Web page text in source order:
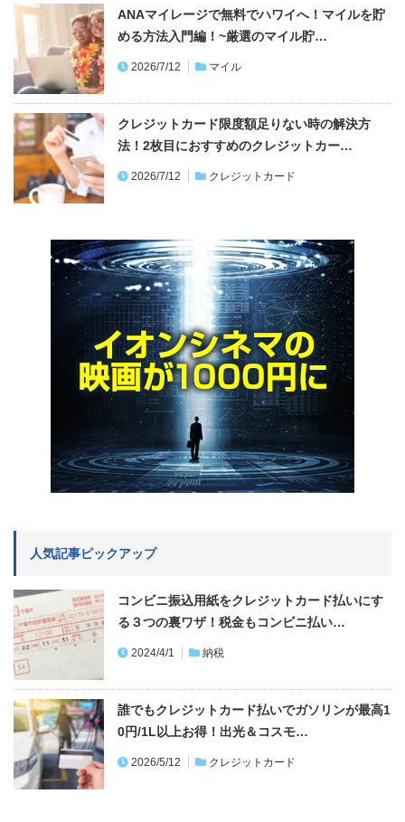
ANAマイレージで無料でハワイへ！マイルを貯
める方法入門編！~厳選のマイル貯…
2026/7/12 マイル
クレジットカード限度額足りない時の解決方
法！2枚目におすすめのクレジットカー…
2026/7/12 クレジットカード
人気記事ピックアップ
コンビニ振込用紙をクレジットカード払いにす
る３つの裏ワザ！税金もコンビニ払い…
2024/4/1 納税
誰でもクレジットカード払いでガソリンが最高1
0円/1L以上お得！出光＆コスモ…
2026/5/12 クレジットカード